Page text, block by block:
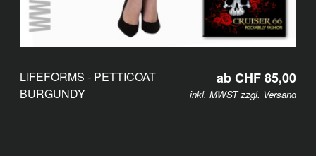
ab CHF 85,00
inkl. MWST zzgl. Versand
LIFEFORMS - PETTICOAT
BURGUNDY